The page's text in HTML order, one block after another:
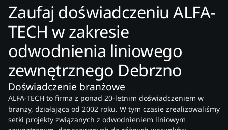
Zaufaj doświadczeniu ALFA-
TECH w zakresie
odwodnienia liniowego
zewnętrznego Debrzno
Doświadczenie branżowe
ALFA-TECH to firma z ponad 20-letnim doświadczeniem w
branży, działająca od 2002 roku. W tym czasie zrealizowaliśmy
setki projekty związanych z odwodnieniem liniowym